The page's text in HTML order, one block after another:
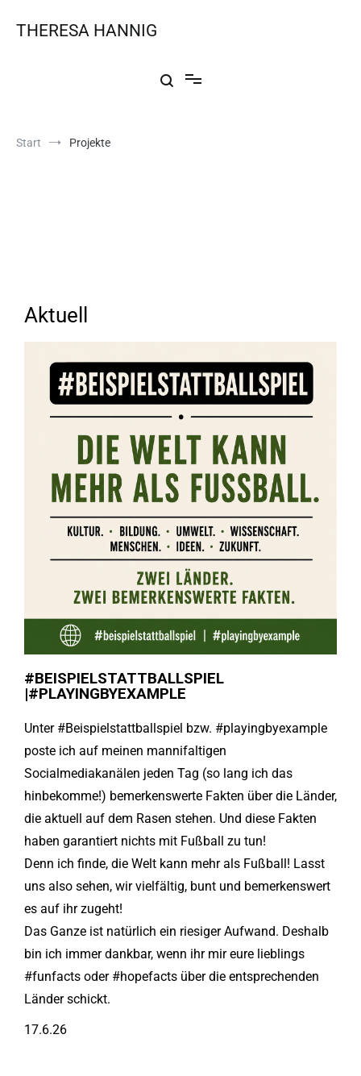
THERESA HANNIG
Start Projekte
Aktuell
#BEISPIELSTATTBALLSPIEL
|#PLAYINGBYEXAMPLE
Unter #Beispielstattballspiel bzw. #playingbyexample
poste ich auf meinen mannifaltigen
Socialmediakanälen jeden Tag (so lang ich das
hinbekomme!) bemerkenswerte Fakten über die Länder,
die aktuell auf dem Rasen stehen. Und diese Fakten
haben garantiert nichts mit Fußball zu tun!
Denn ich finde, die Welt kann mehr als Fußball! Lasst
uns also sehen, wir vielfältig, bunt und bemerkenswert
es auf ihr zugeht!
Das Ganze ist natürlich ein riesiger Aufwand. Deshalb
bin ich immer dankbar, wenn ihr mir eure lieblings
#funfacts oder #hopefacts über die entsprechenden
Länder schickt.
17.6.26